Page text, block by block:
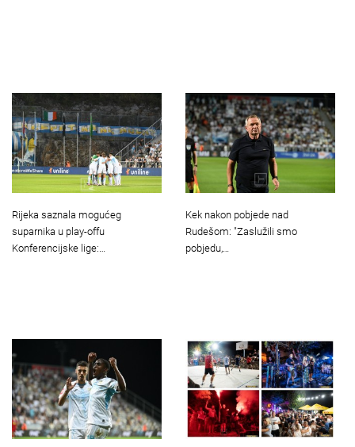
Rijeka saznala mogućeg
suparnika u play-offu
Konferencijske lige:…
Kek nakon pobjede nad
Rudešom: "Zaslužili smo
pobjedu,…